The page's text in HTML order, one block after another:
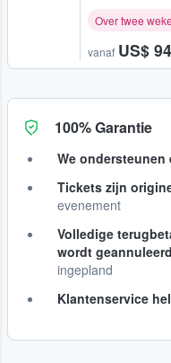
Over twee
vanaf US$ 94
100% Garantie
We
Tickets zijn
evenement
Volledige
wordt geannuleerd
ingepland
Klantenservice